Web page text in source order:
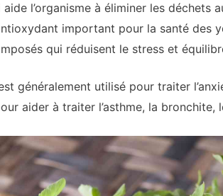
l’organisme à éliminer les déchets
important pour la santé des
qui réduisent le stress et
généralement utilisé pour traiter
aider à traiter l’asthme, la bronchite,